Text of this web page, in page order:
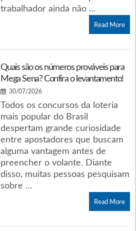
trabalhador ainda não …
Read More
Quais são os números prováveis para
Mega Sena? Confira o levantamento!
30/07/2026
Todos os concursos da loteria
mais popular do Brasil
despertam grande curiosidade
entre apostadores que buscam
alguma vantagem antes de
preencher o volante. Diante
disso, muitas pessoas pesquisam
sobre …
Read More